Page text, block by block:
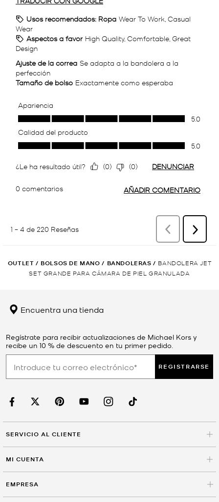
OUTLET / BOLSOS DE MANO / BANDOLERAS / BANDOLERA JET
SET GRANDE PARA CÁMARA DE PIEL GRANULADA
Encuentra una tienda
Regístrate para recibir actualizaciones de Michael Kors y
recibe un 10 % de descuento en tu primer pedido.
REGISTRARSE
SERVICIO AL CLIENTE
MI CUENTA
EMPRESA